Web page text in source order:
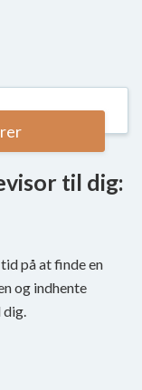
til dig:
på at finde en
og indhente
dig.